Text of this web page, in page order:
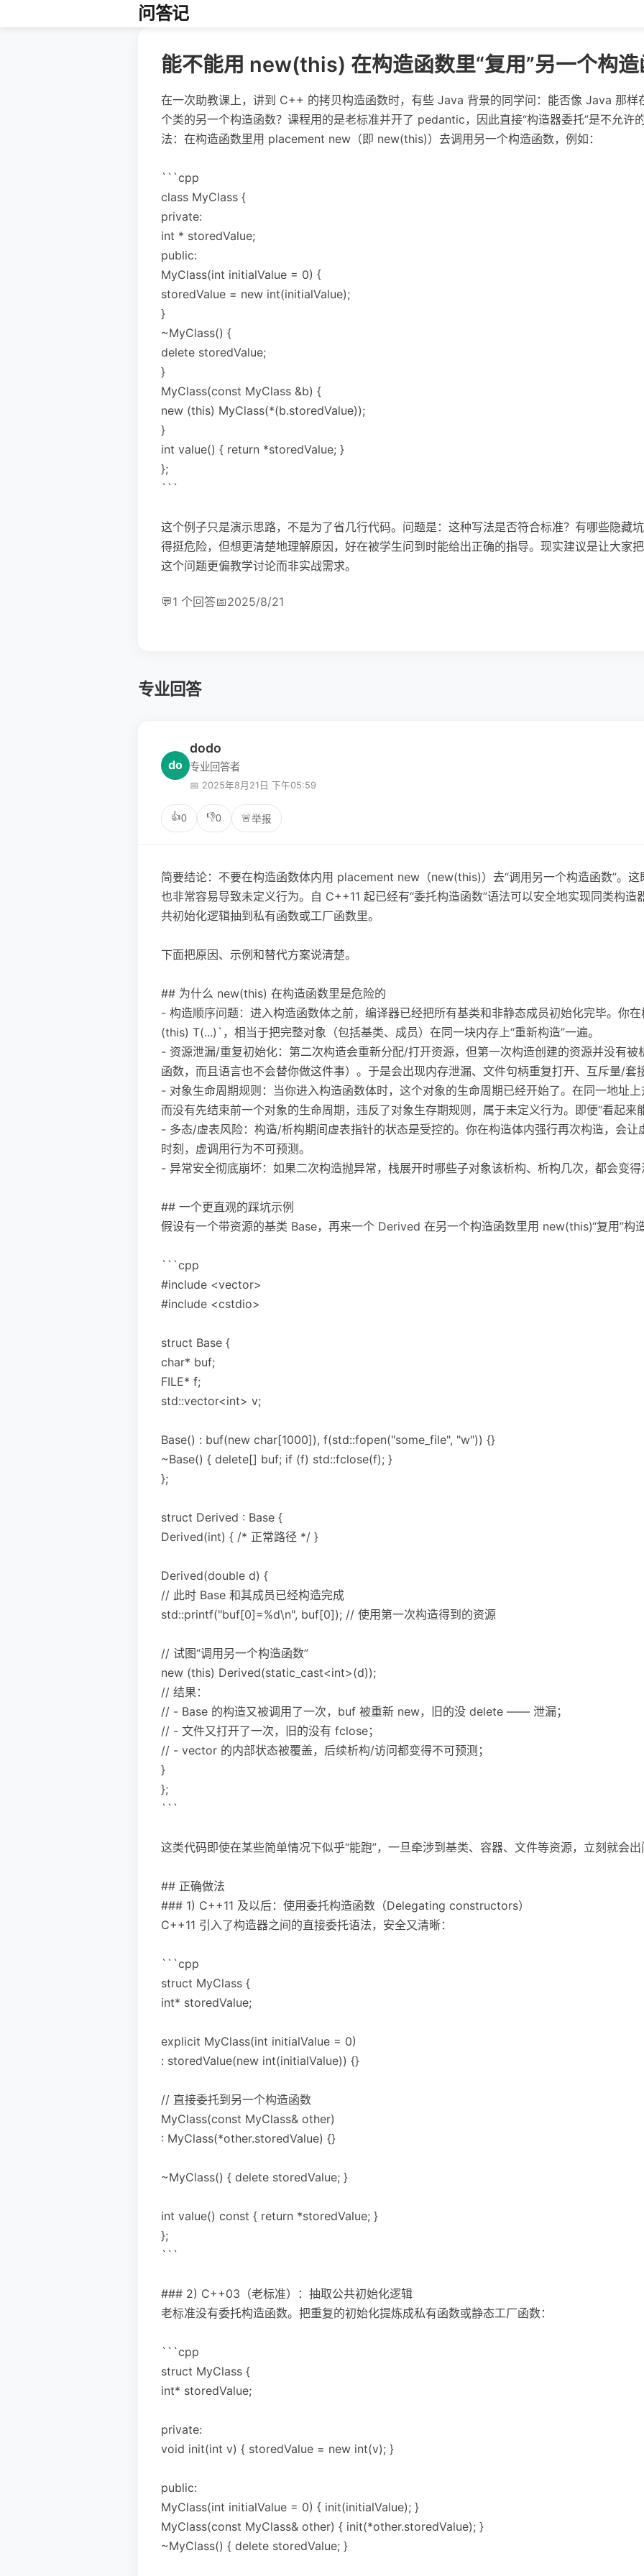
问答记
能不能用 new(this) 在构造函数里“复用”另一个构
在一次助教课上，讲到 C++ 的拷贝构造函数时，有些 Java 背景的同学问：能否像 Java 那样
个类的另一个构造函数？课程用的是老标准并开了 pedantic，因此直接“构造器委托”是不允许
法：在构造函数里用 placement new（即 new(this)）去调用另一个构造函数，例如：
```cpp
class MyClass {
private:
int * storedValue;
public:
MyClass(int initialValue = 0) {
storedValue = new int(initialValue);
}
~MyClass() {
delete storedValue;
}
MyClass(const MyClass &b) {
new (this) MyClass(*(b.storedValue));
}
int value() { return *storedValue; }
};
```
这个例子只是演示思路，不是为了省几行代码。问题是：这种写法是否符合标准？有哪些隐藏
得挺危险，但想更清楚地理解原因，好在被学生问到时能给出正确的指导。现实建议是让大家
这个问题更偏教学讨论而非实战需求。
💬1 个回答📅2025/8/21
专业回答
do
dodo
专业回答者
📅 2025年8月21日 下午05:59
👍0 👎0 🚨举报
简要结论：不要在构造函数体内用 placement new（new(this)）去“调用另一个构造函数”。
也非常容易导致未定义行为。自 C++11 起已经有“委托构造函数”语法可以安全地实现同类构造
共初始化逻辑抽到私有函数或工厂函数里。
下面把原因、示例和替代方案说清楚。
## 为什么 new(this) 在构造函数里是危险的
- 构造顺序问题：进入构造函数体之前，编译器已经把所有基类和非静态成员初始化完毕。你
(this) T(...)`，相当于把完整对象（包括基类、成员）在同一块内存上“重新构造”一遍。
- 资源泄漏/重复初始化：第二次构造会重新分配/打开资源，但第一次构造创建的资源并没有被
函数，而且语言也不会替你做这件事）。于是会出现内存泄漏、文件句柄重复打开、互斥量/套
- 对象生命周期规则：当你进入构造函数体时，这个对象的生命周期已经开始了。在同一地址
而没有先结束前一个对象的生命周期，违反了对象生存期规则，属于未定义行为。即便“看起来
- 多态/虚表风险：构造/析构期间虚表指针的状态是受控的。你在构造体内强行再次构造，会让
时刻，虚调用行为不可预测。
- 异常安全彻底崩坏：如果二次构造抛异常，栈展开时哪些子对象该析构、析构几次，都会变
## 一个更直观的踩坑示例
假设有一个带资源的基类 Base，再来一个 Derived 在另一个构造函数里用 new(this)“复用”构
```cpp
#include <vector>
#include <cstdio>
struct Base {
char* buf;
FILE* f;
std::vector<int> v;
Base() : buf(new char[1000]), f(std::fopen("some_file", "w")) {}
~Base() { delete[] buf; if (f) std::fclose(f); }
};
struct Derived : Base {
Derived(int) { /* 正常路径 */ }
Derived(double d) {
// 此时 Base 和其成员已经构造完成
std::printf("buf[0]=%d\n", buf[0]); // 使用第一次构造得到的资源
// 试图“调用另一个构造函数”
new (this) Derived(static_cast<int>(d));
// 结果：
// - Base 的构造又被调用了一次，buf 被重新 new，旧的没 delete —— 泄漏；
// - 文件又打开了一次，旧的没有 fclose；
// - vector 的内部状态被覆盖，后续析构/访问都变得不可预测；
}
};
```
这类代码即使在某些简单情况下似乎“能跑”，一旦牵涉到基类、容器、文件等资源，立刻就会
## 正确做法
### 1) C++11 及以后：使用委托构造函数（Delegating constructors）
C++11 引入了构造器之间的直接委托语法，安全又清晰：
```cpp
struct MyClass {
int* storedValue;
explicit MyClass(int initialValue = 0)
: storedValue(new int(initialValue)) {}
// 直接委托到另一个构造函数
MyClass(const MyClass& other)
: MyClass(*other.storedValue) {}
~MyClass() { delete storedValue; }
int value() const { return *storedValue; }
};
```
### 2) C++03（老标准）：抽取公共初始化逻辑
老标准没有委托构造函数。把重复的初始化提炼成私有函数或静态工厂函数：
```cpp
struct MyClass {
int* storedValue;
private:
void init(int v) { storedValue = new int(v); }
public:
MyClass(int initialValue = 0) { init(initialValue); }
MyClass(const MyClass& other) { init(*other.storedValue); }
~MyClass() { delete storedValue; }